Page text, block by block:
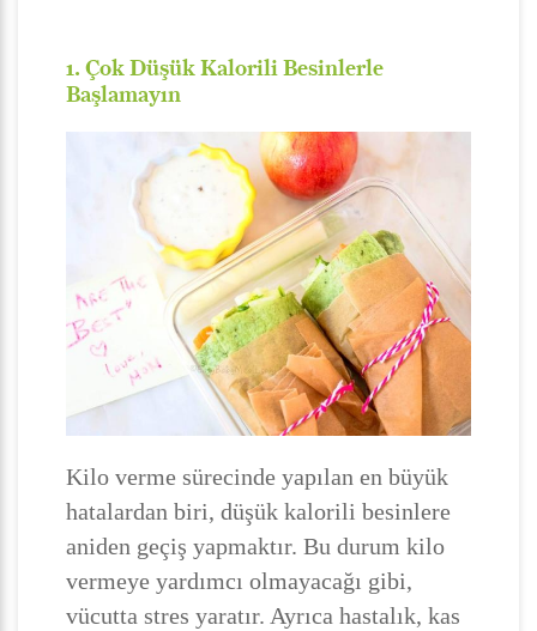
1. Çok Düşük Kalorili Besinlerle
Başlamayın
Kilo verme sürecinde yapılan en büyük
hatalardan biri, düşük kalorili besinlere
aniden geçiş yapmaktır. Bu durum kilo
vermeye yardımcı olmayacağı gibi,
vücutta stres yaratır. Ayrıca hastalık, kas